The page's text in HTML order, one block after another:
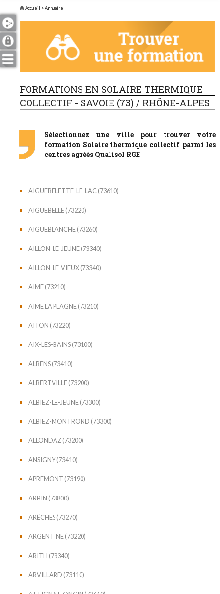
Accueil > Annuaire
FORMATIONS EN SOLAIRE THERMIQUE
COLLECTIF - SAVOIE (73) / RHÔNE-ALPES
Sélectionnez une ville pour trouver votre
formation Solaire thermique collectif parmi les
centres agréés Qualisol RGE
AIGUEBELETTE-LE-LAC (73610)
AIGUEBELLE (73220)
AIGUEBLANCHE (73260)
AILLON-LE-JEUNE (73340)
AILLON-LE-VIEUX (73340)
AIME (73210)
AIME LA PLAGNE (73210)
AITON (73220)
AIX-LES-BAINS (73100)
ALBENS (73410)
ALBERTVILLE (73200)
ALBIEZ-LE-JEUNE (73300)
ALBIEZ-MONTROND (73300)
ALLONDAZ (73200)
ANSIGNY (73410)
APREMONT (73190)
ARBIN (73800)
ARÊCHES (73270)
ARGENTINE (73220)
ARITH (73340)
ARVILLARD (73110)